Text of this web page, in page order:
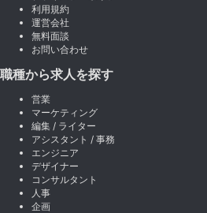
利用規約
運営会社
無料面談
お問い合わせ
職種から求人を探す
営業
マーケティング
編集 / ライター
アシスタント / 事務
エンジニア
デザイナー
コンサルタント
人事
企画